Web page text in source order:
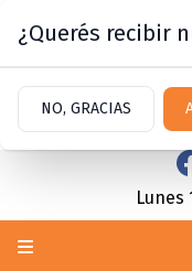
Lunes
¿Querés recibir
NO, GRACIAS